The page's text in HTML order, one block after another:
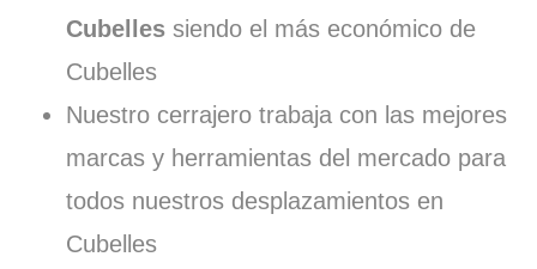
Cubelles siendo el más económico de
Cubelles
Nuestro cerrajero trabaja con las mejores
marcas y herramientas del mercado para
todos nuestros desplazamientos en
Cubelles